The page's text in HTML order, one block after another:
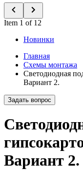
Item 1 of 12
Новинки
Главная
Схемы монтажа
Светодиодная
Вариант 2.
Задать вопрос
Вариант 2.